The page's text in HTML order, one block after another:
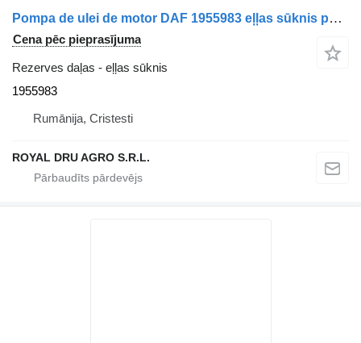
Pompa de ulei de motor DAF 1955983 eļļas sūknis paredzēts Paccar kravas automašīnas
Cena pēc pieprasījuma
Rezerves daļas - eļļas sūknis
1955983
Rumānija, Cristesti
ROYAL DRU AGRO S.R.L.